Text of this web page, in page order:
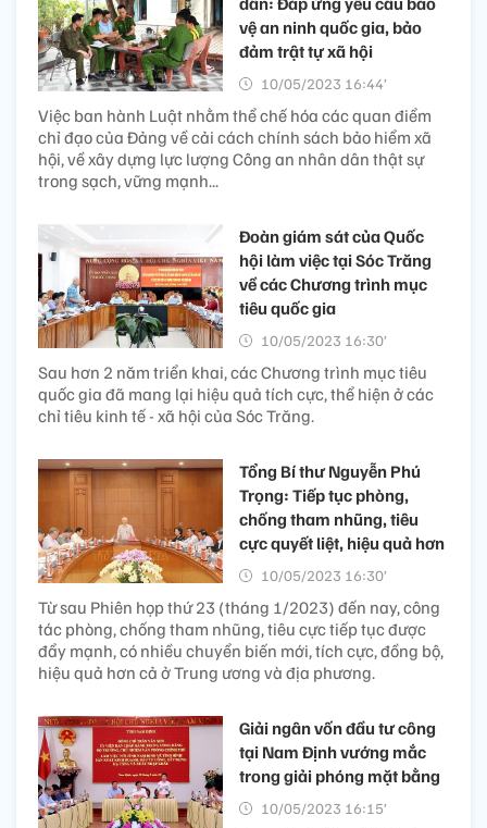
vệ an ninh quốc gia, bảo
đảm trật tự xã hội
10/05/2023 16:44’
Việc ban hành Luật nhằm thể chế hóa các quan điểm
chỉ đạo của Đảng về cải cách chính sách bảo hiểm xã
hội, về xây dựng lực lượng Công an nhân dân thật sự
trong sạch, vững mạnh...
Đoàn giám sát của Quốc
hội làm việc tại Sóc Trăng
về các Chương trình mục
tiêu quốc gia
10/05/2023 16:30’
Sau hơn 2 năm triển khai, các Chương trình mục tiêu
quốc gia đã mang lại hiệu quả tích cực, thể hiện ở các
chỉ tiêu kinh tế - xã hội của Sóc Trăng.
Tổng Bí thư Nguyễn Phú
Trọng: Tiếp tục phòng,
chống tham nhũng, tiêu
cực quyết liệt, hiệu quả hơn
10/05/2023 16:30’
Từ sau Phiên họp thứ 23 (tháng 1/2023) đến nay, công
tác phòng, chống tham nhũng, tiêu cực tiếp tục được
đẩy mạnh, có nhiều chuyển biến mới, tích cực, đồng bộ,
hiệu quả hơn cả ở Trung ương và địa phương.
Giải ngân vốn đầu tư công
tại Nam Định vướng mắc
trong giải phóng mặt bằng
10/05/2023 16:15’